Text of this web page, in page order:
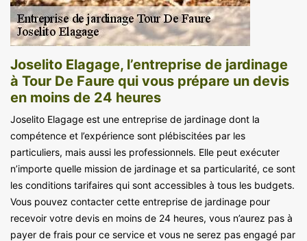
Joselito Elagage, l’entreprise de jardinage
à Tour De Faure qui vous prépare un devis
en moins de 24 heures
Joselito Elagage est une entreprise de jardinage dont la
compétence et l’expérience sont plébiscitées par les
particuliers, mais aussi les professionnels. Elle peut exécuter
n’importe quelle mission de jardinage et sa particularité, ce sont
les conditions tarifaires qui sont accessibles à tous les budgets.
Vous pouvez contacter cette entreprise de jardinage pour
recevoir votre devis en moins de 24 heures, vous n’aurez pas à
payer de frais pour ce service et vous ne serez pas engagé par